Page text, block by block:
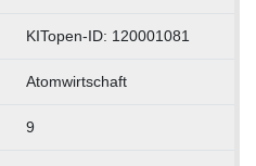
KITopen-ID: 120001081
Atomwirtschaft
9